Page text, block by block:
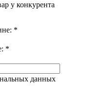
у конкурента
*
*
данных